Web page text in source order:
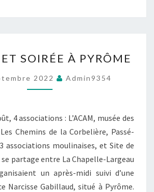
ET
SOIRÉE
À
SOIRÉE À PYRÔME
2022 Admin9354
4 associations : L’ACAM, musée des
Chemins de la Corbelière, Passé-
associations moulinaises, et Site de
partage entre La Chapelle-Largeau
un après-midi suivi d’une
Narcisse Gabillaud, situé à Pyrôme.